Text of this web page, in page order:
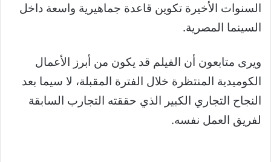
السنوات الأخيرة تكوين قاعدة جماهيرية واسعة داخل
السينما المصرية.
ويرى متابعون أن الفيلم قد يكون من أبرز الأعمال
الكوميدية المنتظرة خلال الفترة المقبلة، لا سيما بعد
النجاح التجاري الكبير الذي حققته التجارب السابقة
لفريق العمل نفسه.